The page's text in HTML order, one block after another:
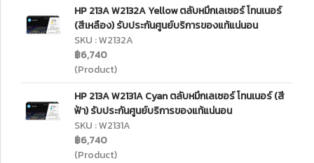
HP 213A W2132A Yellow ตลับหมึกเลเซอร์ โทนเนอร์
(สีเหลือง) รับประกันศูนย์บริการของแท้แน่นอน
SKU : W2132A
฿6,740
(Product)
HP 213A W2131A Cyan ตลับหมึกเลเซอร์ โทนเนอร์ (สี
ฟ้า) รับประกันศูนย์บริการของแท้แน่นอน
SKU : W2131A
฿6,740
(Product)